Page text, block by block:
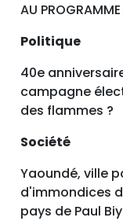
AU
Politique
40e
campagne
des flammes ?
Société
Yaoundé, ville
d'immondices
pays de Paul